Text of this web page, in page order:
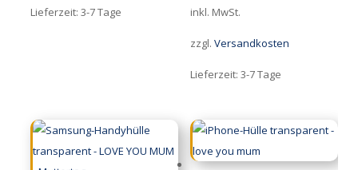
Lieferzeit: 3-7 Tage inkl. MwSt.
zzgl.Versandkosten
Lieferzeit:3-7 Tage